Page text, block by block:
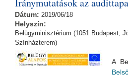
Dátum: 2019/06/18
Helyszín:
Belügyminisztérium (1051 Budapest,
Színházterem)
A